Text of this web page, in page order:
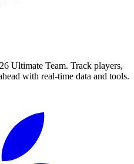
26 Ultimate Team. Track players,
with real-time data and tools.